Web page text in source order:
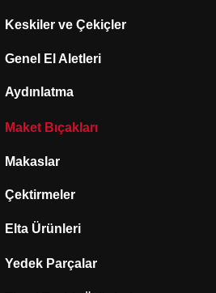
Keskiler ve Çekiçler
Genel El Aletleri
Aydınlatma
Maket Bıçakları
Makaslar
Çektirmeler
Elta Ürünleri
Yedek Parçalar